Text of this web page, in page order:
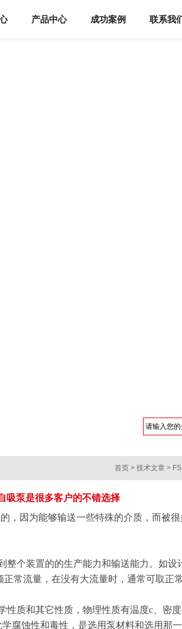
产品中心 成功案例 联系我
首页 > 技术文章 >
吸泵是很多客户的不错选择
因为能够输送一些特殊的介质，而被很
个装置的的生产能力和输送能力。如设
常流量，在没有大流量时，通常可取正
质和其它性质，物理性质有温度c、密度
腐蚀性和毒性，是选用泵材料和选用那